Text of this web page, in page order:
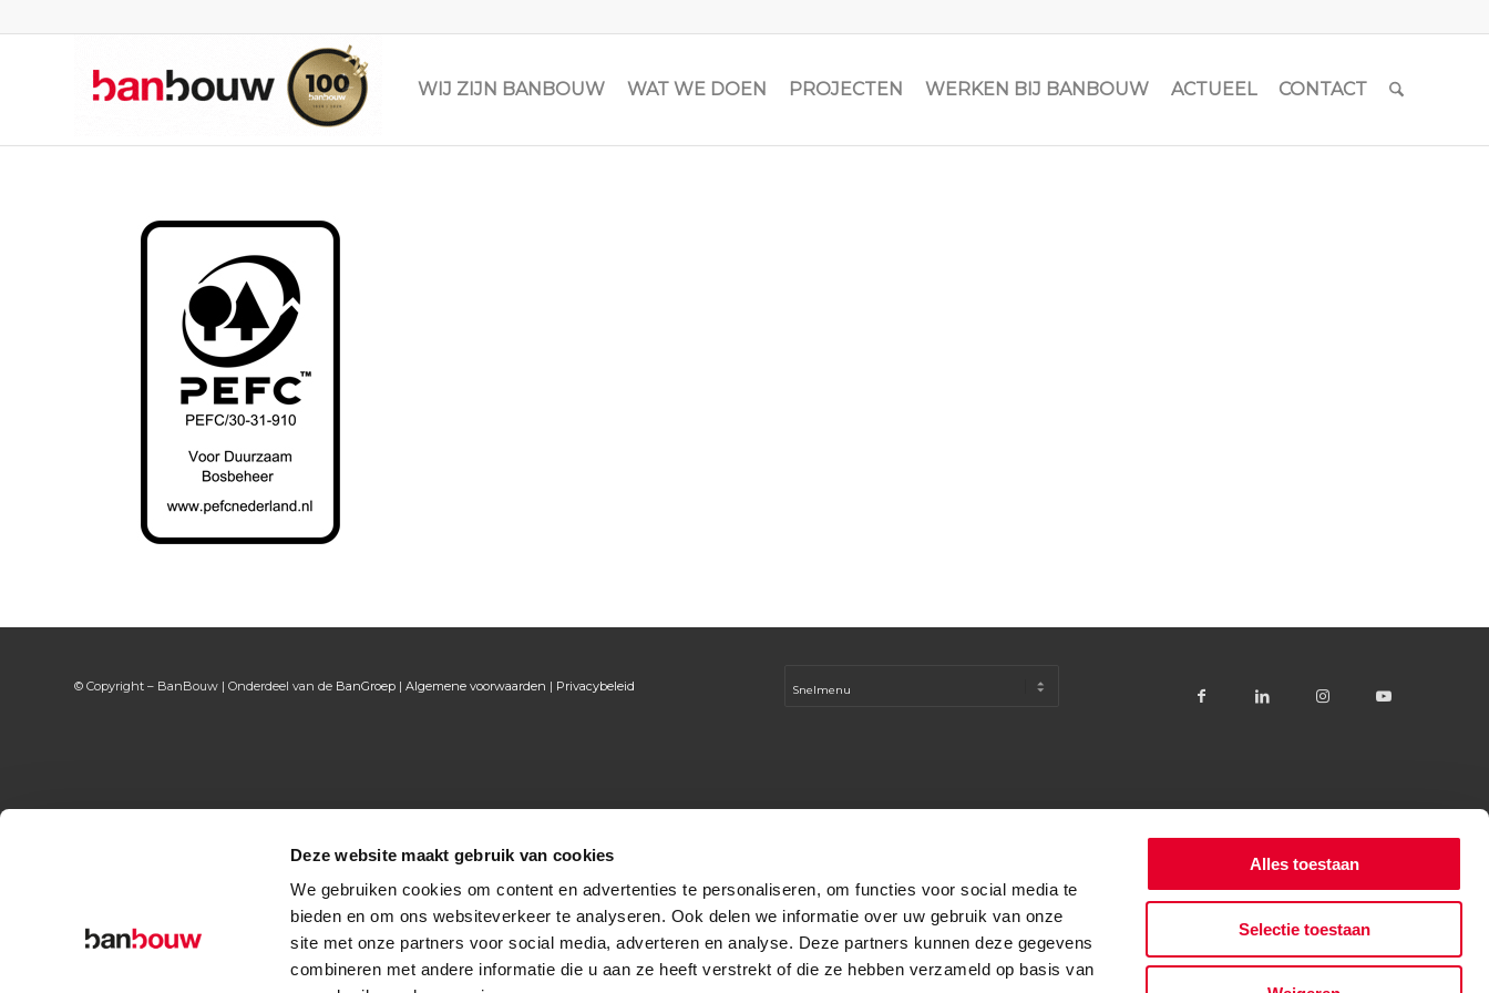
Deze website maakt gebruik van cookies
We gebruiken cookies om content en advertenties te personaliseren, om functies voor social media te
bieden en om ons websiteverkeer te analyseren. Ook delen we informatie over uw gebruik van onze
site met onze partners voor social media, adverteren en analyse. Deze partners kunnen deze gegevens
combineren met andere informatie die u aan ze heeft verstrekt of die ze hebben verzameld op basis van
Alles toestaan
Selectie toestaan
WIJ ZIJN BANBOUW WAT WE DOEN PROJECTEN WERKEN BIJ BANBOUW ACTUEEL CONTACT
© Copyright – BanBouw | Onderdeel van de BanGroep | Algemene voorwaarden | Privacybeleid